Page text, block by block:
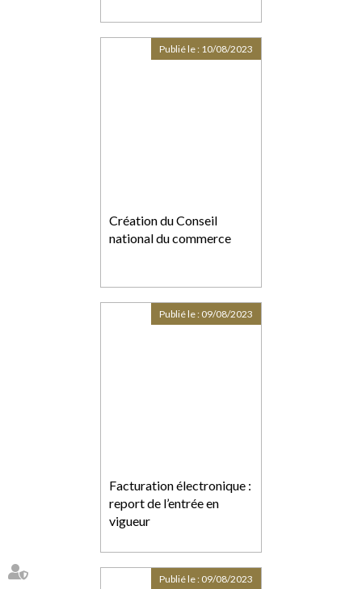
Création du Conseil
national du commerce
Publié le : 10/08/2023
Facturation électronique :
report de l’entrée en
vigueur
Publié le : 09/08/2023
Publié le : 09/08/2023